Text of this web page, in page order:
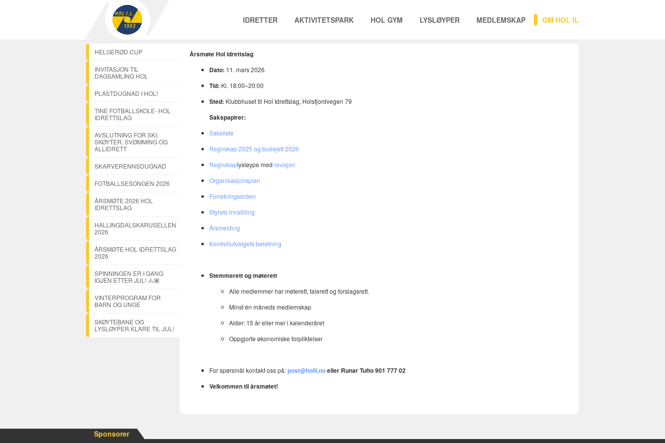
IDRETTER AKTIVITETSPARK HOL GYM LYSLØYPER MEDLEMSKAP OM HOL IL
HELGERØD CUP
INVITASJON TIL
DAGSAMLING HOL
PLASTDUGNAD I HOL!
TINE FOTBALLSKOLE- HOL
IDRETTSLAG
AVSLUTNING FOR SKI,
SKØYTER, SVØMMING OG
ALLIDRETT
SKARVERENNSDUGNAD
FOTBALLSESONGEN 2026
ÅRSMØTE 2026 HOL
IDRETTSLAG
HALLINGDALSKARUSELLEN
2026
ÅRSMØTE HOL IDRETTSLAG
2026
SPINNINGEN ER I GANG
IGJEN ETTER JUL! 🚴🏽
VINTERPROGRAM FOR
BARN OG UNGE
SKØYTEBANE OG
LYSLØYPER KLARE TIL JUL!
Årsmøte Hol idrettslag
Dato: 11. mars 2026
Tid: Kl. 18:00–20:00
Sted: Klubbhuset til Hol Idrettslag, Holsfjordvegen 79
Sakspapirer:
Saksliste
Regnskap 2025 og budsjett 2026
Regnskaplysløype med revisjon
Organisasjonsplan
Forretningsorden
Styrets innstilling
Årsmelding
Kontrollutvalgets beretning
Stemmerett og møterett
Alle medlemmer har møterett, talerett og forslagsrett.
Minst én måneds medlemskap
Alder: 15 år eller mer i kalenderåret
Oppgjorte økonomiske forpliktelser
For spørsmål kontakt oss på:post@holil.noeller Runar Tufto 901 777 02
Velkommen til årsmøtet!
Sponsorer